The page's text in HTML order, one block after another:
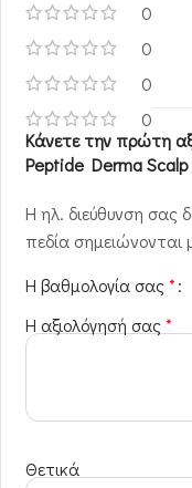
0
0
0
0
Κάνετε την πρώτη
Peptide Derma
Η ηλ. διεύθυνση σας
πεδία σημειώνονται
Η βαθμολογία σας*
Η αξιολόγησή σας*
Θετικά